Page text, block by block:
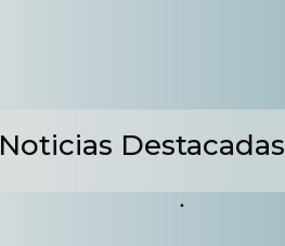
Noticias Destacadas